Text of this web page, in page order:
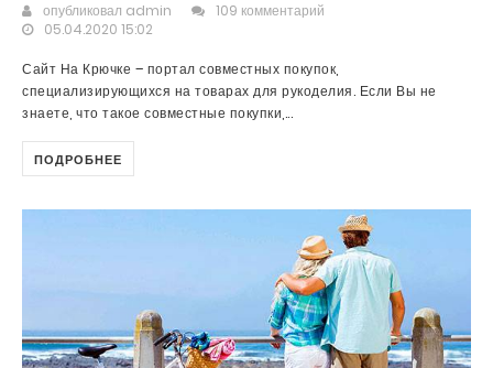
опубликовал admin
109 комментарий
05.04.2020 15:02
Сайт На Крючке – портал совместных покупок,
специализирующихся на товарах для рукоделия. Если Вы не
знаете, что такое совместные покупки,...
ПОДРОБНЕЕ